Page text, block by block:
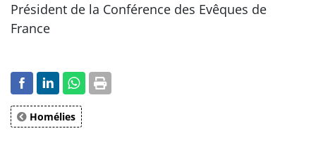
Président de la Conférence des Evêques de
France
Homélies